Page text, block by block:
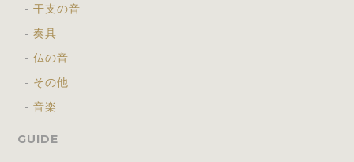
干支の音
奏具
仏の音
その他
音楽
GUIDE